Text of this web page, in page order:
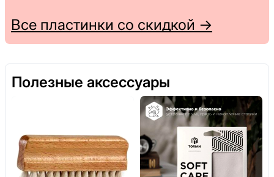
Все пластинки со скидкой →
Полезные аксессуары